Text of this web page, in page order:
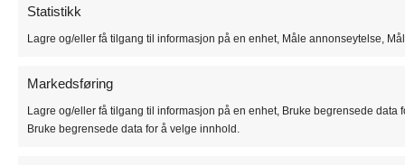
Statistikk
Lagre og/eller få tilgang til informasjon på en enhet, Måle annonseytelse,
Markedsføring
Lagre og/eller få tilgang til informasjon på en enhet, Bruke begrensede
Bruke begrensede data for å velge innhold.